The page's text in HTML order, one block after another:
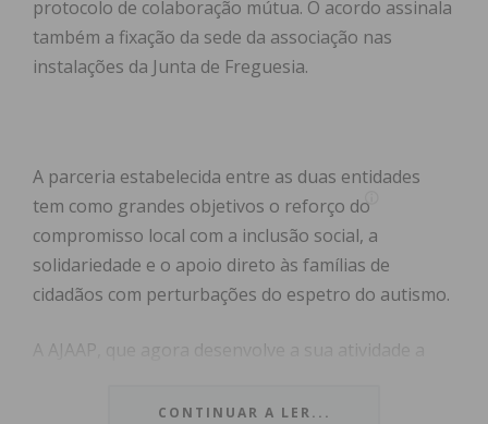
protocolo de colaboração mútua. O acordo assinala
também a fixação da sede da associação nas
instalações da Junta de Freguesia.
A parceria estabelecida entre as duas entidades
tem como grandes objetivos o reforço do
compromisso local com a inclusão social, a
solidariedade e o apoio direto às famílias de
cidadãos com perturbações do espetro do autismo.
A AJAAP, que agora desenvolve a sua atividade a
eixos essenciais:CONTINUAR A LER...